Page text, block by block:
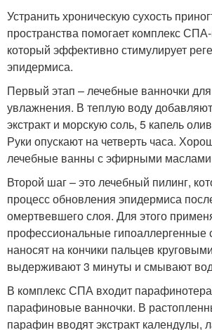
Устранить хроническую сухость
пространства помогает комплекс
который эффективно стимулирует
эпидермиса.
Первый этап – лечебные ванночки для
увлажнения. В теплую воду
экстракт и морскую соль, 5 капель
Руки опускают на четверть часа.
лечебные ванны с эфирными
Второй шаг – это лечебный пилинг,
процесс обновления эпидермиса
омертвевшего слоя. Для этого
профессиональные гипоаллергенные
наносят на кончики пальцев
выдерживают 3 минуты и смывают
В комплекс СПА входит
парафиновые ванночки. В
парафин вводят экстракт календулы,